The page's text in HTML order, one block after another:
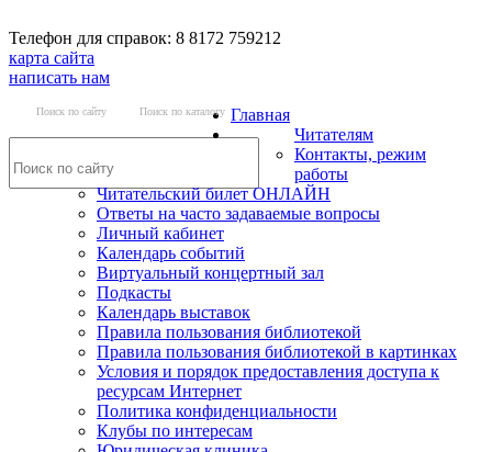
Телефон для справок: 8 8172 759212
карта сайта
написать нам
Поиск по сайту Поиск по каталогу Главная
Читателям
Контакты, режим
работы
Читательский билет ОНЛАЙН
Ответы на часто задаваемые вопросы
Личный кабинет
Календарь событий
Виртуальный концертный зал
Подкасты
Календарь выставок
Правила пользования библиотекой
Правила пользования библиотекой в картинках
Условия и порядок предоставления доступа к
ресурсам Интернет
Политика конфиденциальности
Клубы по интересам